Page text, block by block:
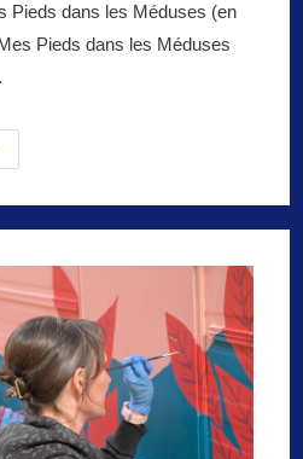
Pieds dans les Méduses (en
Pieds dans les Méduses